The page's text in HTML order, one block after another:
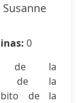
0
de la
de la
de la